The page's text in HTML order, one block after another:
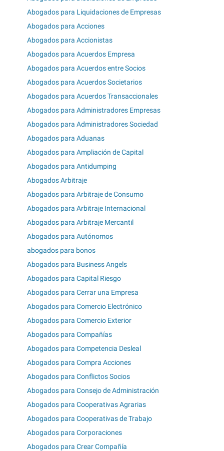
Abogados para Liquidaciones de Empresas
Abogados para Acciones
Abogados para Accionistas
Abogados para Acuerdos Empresa
Abogados para Acuerdos entre Socios
Abogados para Acuerdos Societarios
Abogados para Acuerdos Transaccionales
Abogados para Administradores Empresas
Abogados para Administradores Sociedad
Abogados para Aduanas
Abogados para Ampliación de Capital
Abogados para Antidumping
Abogados Arbitraje
Abogados para Arbitraje de Consumo
Abogados para Arbitraje Internacional
Abogados para Arbitraje Mercantil
Abogados para Autónomos
abogados para bonos
Abogados para Business Angels
Abogados para Capital Riesgo
Abogados para Cerrar una Empresa
Abogados para Comercio Electrónico
Abogados para Comercio Exterior
Abogados para Compañías
Abogados para Competencia Desleal
Abogados para Compra Acciones
Abogados para Conflictos Socios
Abogados para Consejo de Administración
Abogados para Cooperativas Agrarias
Abogados para Cooperativas de Trabajo
Abogados para Corporaciones
Abogados para Crear Compañía